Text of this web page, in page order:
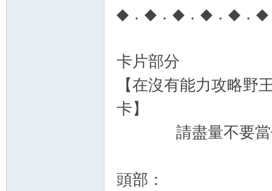
◆．◆．◆．◆．◆．
卡片部分
【在沒有能力攻略野
卡】
請盡量不要當
頭部：